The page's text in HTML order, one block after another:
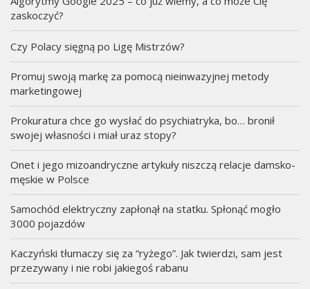
zaskoczyć?
Czy Polacy sięgną po Ligę Mistrzów?
Promuj swoją markę za pomocą nieinwazyjnej metody
marketingowej
Prokuratura chce go wysłać do psychiatryka, bo… bronił
swojej własności i miał uraz stopy?
Onet i jego mizoandryczne artykuły niszczą relacje damsko-
męskie w Polsce
Samochód elektryczny zapłonął na statku. Spłonąć mogło
3000 pojazdów
Kaczyński tłumaczy się za “ryżego”. Jak twierdzi, sam jest
przezywany i nie robi jakiegoś rabanu